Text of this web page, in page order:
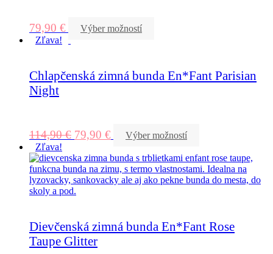
79,90 €
Výber možností
Zľava!
Chlapčenská zimná bunda En*Fant Parisian
Night
114,90€ 79,90 €
Výber možností
Zľava!
Dievčenská zimná bunda En*Fant Rose
Taupe Glitter